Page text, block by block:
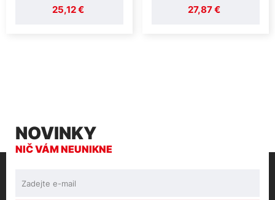
25,12 € 27,87 €
NOVINKY
NIČ VÁM NEUNIKNE